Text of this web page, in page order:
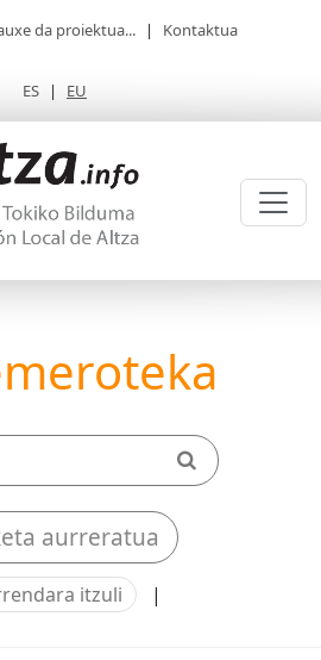
da proiektua... | Kontaktua
ES | EU
aurreratua
itzuli |